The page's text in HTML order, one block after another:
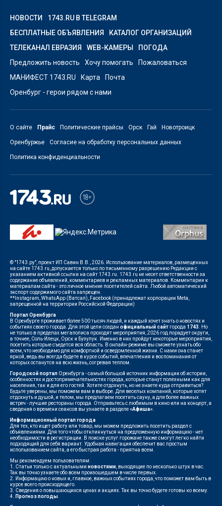
НОВОСТИ
1743.RU В TELEGRAM
БЕСПЛАТНЫЕ ОБЪЯВЛЕНИЯ
КАТАЛОГ ОРГАНИЗАЦИЙ
ТЕЛЕКАНАЛ ЕВРАЗИЯ
WEB-КАМЕРЫ
ПОГОДА
Предложить новость
Хочу помогать
Пожаловаться
МАНИФЕСТ 1743.RU
Карта
Почта
Оренбург - герои рядом с нами
О сайте Прайс Политические прайсы Орск Гай Новотроицк
Оренбуржье Согласие на обработку персональных данных
Политика конфиденциальности
© "1743.ру", проект ИП Савин В.В., 2026. Использование материалов, размещенных
на сайте 1743.ru, допускается только по письменному разрешению Редакции с
указанием активной ссылки на сайт 1743.ru. 1743.ru не несет ответственности за
содержание объявлений, комментариев и рекламных материалов. Комментарии к
материалам сайта - это личное мнение посетителей сайта. Любой автоматический
экспорт содержимого сайта запрещен.
**Instagram, WhatsApp (Ватсап), Facebook (принадлежат корпорации Meta,
запрещенной на территории Российской Федерации)
Портал Оренбурга
В Оренбурге проживает более 500 тысяч людей, и каждый хочет знать о новостях и
событиях своего города. Для этой цели создан официальный сайт города 1743 . Но
не только в пределах мегаполиса проходят мероприятия, 2026 год порадует округи,
а точнее, Соль-Илецк, Орск и Бузулук. Именно в них пройдут некоторые мероприятия,
посетить которые съедется вся область. В онлайн-режиме вы сможете узнать обо
всем, что необходимо для комфортной и осведомленной жизни. С нами она станет
яркой, ведь вы всегда будете в курсе событий, впечатления и воспоминания от
которых останутся на всю жизнь, согревая теплом.
Городской портал Оренбурга - самый большой источник информации об истории,
особенностях и достопримечательностях города, которые станут полезными как для
населения, так и для его гостей. Хотите отдохнуть, но не знаете куда отправиться?
Будьте уверены, мы поможем вам в выборе. Для веселых компаний, которые хотят
отдохнуть и душой, и телом, мы предлагаем посетить сауну, а для более важных
встреч - лучшие рестораны города. Отправьтесь с любимым в кино или на концерт, а
сведения о времени сеансов вы узнаете в разделе«Афиша»
Информационный портал города
Для тех, кто ищет работу или товар, мы можем предложить посетить раздел с
объявлениями. Для того чтобы откликнуться на предложенную информацию - нет
необходимости в регистрации. В поиске услуг горожане также смогут легко найти
подходящий для себя вариант. Удобная навигация обеспечит вас простым
использованием сайта, а его быстрая работа - приятна всем.
Мы рекомендуем пользователям:
1. Статьи только с актуальными новостями , выходящие по несколько штук в час.
Так вы точно узнаете обо всем произошедшем в числе первых.
2. Информацию о новых и, главное, важных событиях города, что поможет вам быть в
курсе всего происходящего.
3. Сведения о повышающихся ценах и акциях. Так вы точно будете готовы ко всему.
4.
Прогноз погоды